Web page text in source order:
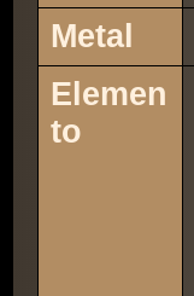
Metal
Elemen
to